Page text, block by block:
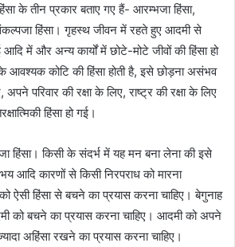
के तीन प्रकार बताए गए हैं- आरम्भजा हिंसा,
संकल्पजा हिंसा। गृहस्थ जीवन में रहते हुए आदमी से
में और अन्य कार्यों में छोटे-मोटे जीवों की हिंसा हो
आवश्यक कोटि की हिंसा होती है, इसे छोड़ना असंभव
अपने परिवार की रक्षा के लिए, राष्ट्र की रक्षा के लिए
हिंसा हो गई।
हिंसा। किसी के संदर्भ में यह मन बना लेना की इसे
आदि कारणों से किसी निरपराध को मारना
ऐसी हिंसा से बचने का प्रयास करना चाहिए। बेगुनाह
को बचने का प्रयास करना चाहिए। आदमी को अपने
अहिंसा रखने का प्रयास करना चाहिए।